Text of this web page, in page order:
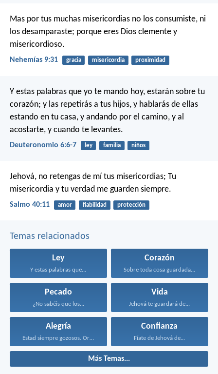
Mas por tus muchas misericordias no los consumiste, ni
los desamparaste; porque eres Dios clemente y
misericordioso.
Nehemías 9:31 gracia misericordia proximidad
Y estas palabras que yo te mando hoy, estarán sobre tu
corazón; y las repetirás a tus hijos, y hablarás de ellas
estando en tu casa, y andando por el camino, y al
acostarte, y cuando te levantes.
Deuteronomio 6:6-7 ley familia niños
Jehová, no retengas de mí tus misericordias; Tu
misericordia y tu verdad me guarden siempre.
Salmo 40:11 amor fiabilidad protección
Temas relacionados
Ley
Y estas palabras que...
Corazón
Sobre toda cosa guardada...
Pecado
¿No sabéis que los...
Vida
Jehová te guardará de...
Alegría
Estad siempre gozosos. Orad...
Confianza
Fíate de Jehová de...
Más Temas...